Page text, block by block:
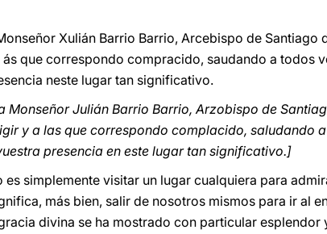
Xulián Barrio Barrio, Arcebispo de
que correspondo compracido, saudando a todos
neste lugar tan significativo.
Monseñor Julián Barrio Barrio, Arzobispo de
y a las que correspondo complacido, saludando
presencia en este lugar tan significativo.]
es simplemente visitar un lugar cualquiera para
más bien, salir de nosotros mismos para ir al
divina se ha mostrado con particular